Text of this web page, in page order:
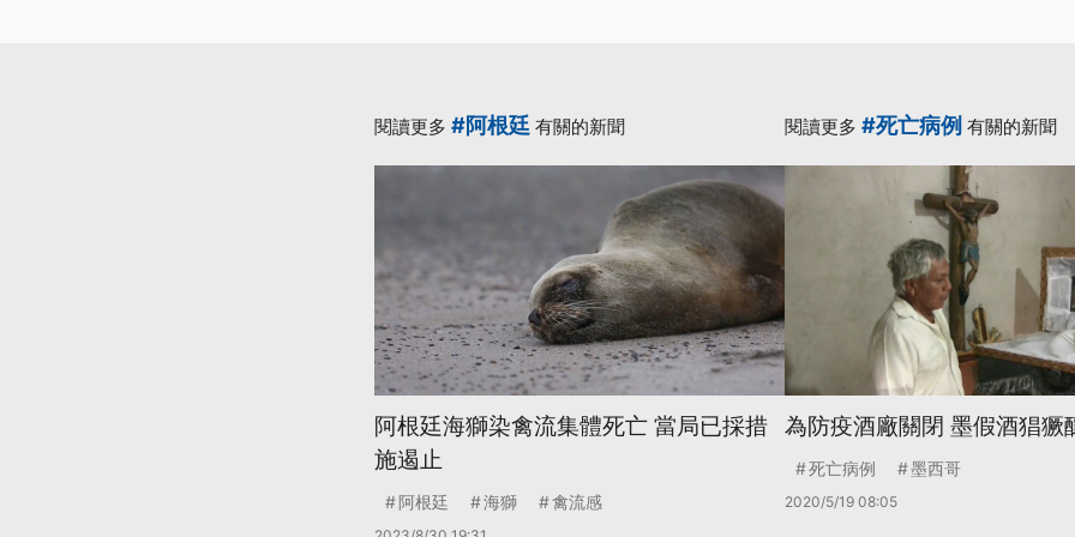
閱讀更多 #阿根廷 有關的新聞
阿根廷海獅染禽流集體死亡 當局已採措
施遏止
阿根廷 海獅 禽流感
閱讀更多 #死亡病例 有關的新聞
為防疫酒廠關閉 墨假酒猖獗
死亡病例 墨西哥
2020/5/19 08:05